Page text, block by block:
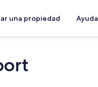
una propiedad Ayuda